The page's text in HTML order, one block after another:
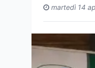
martedì 14